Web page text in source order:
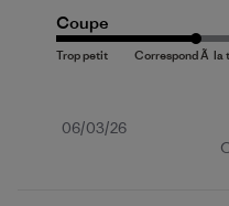
Coupe
Date
06/03/26